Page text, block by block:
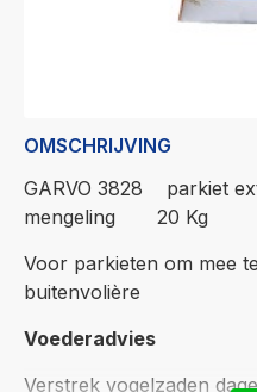
OMSCHRIJVING
GARVO 3828 parkiet
mengeling 20 Kg
Voor parkieten om mee
buitenvolière
Voederadvies
Verstrek vogelzaden